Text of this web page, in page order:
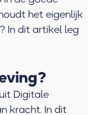
het eigenlijk
In dit artikel leg
Digitale
kracht. In dit